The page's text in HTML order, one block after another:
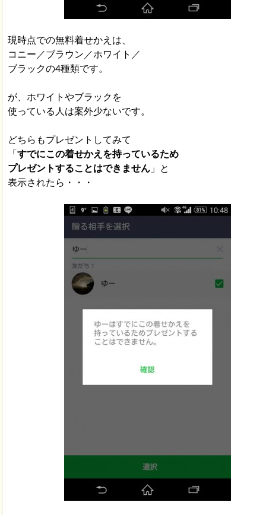
現時点での無料着せかえは、
コニー／ブラウン／ホワイト／
ブラックの4種類です。
が、ホワイトやブラックを
使っている人は案外少ないです。
どちらもプレゼントしてみて
「 すでにこの着せかえを持っているため
プレゼントすることはできません」と
表示されたら・・・